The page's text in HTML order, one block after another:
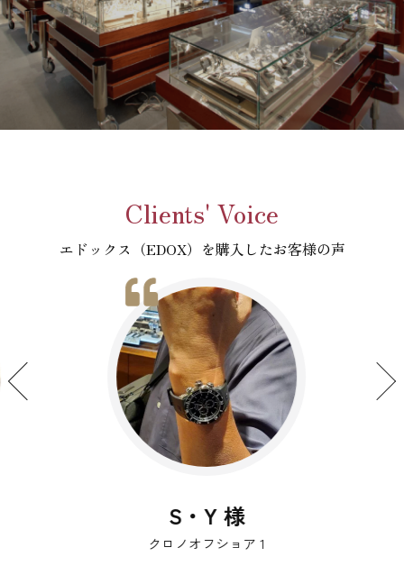
Clients' Voice
エドックス（EDOX）を購入したお客様の声
S・Y 様
クロノオフショア 1